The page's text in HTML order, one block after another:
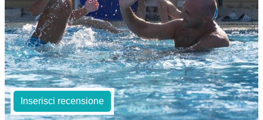
Inserisci recensione